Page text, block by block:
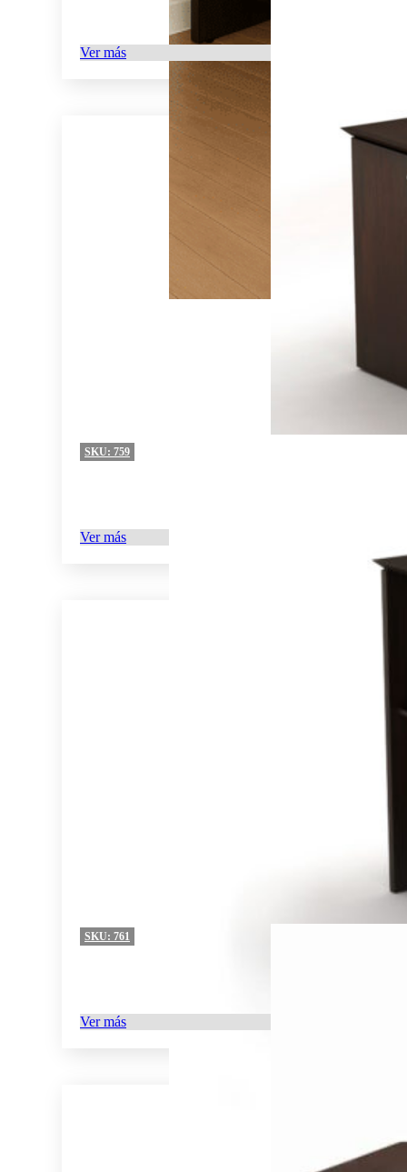
Ver más
SKU: 759
Ver más
SKU: 761
Ver más